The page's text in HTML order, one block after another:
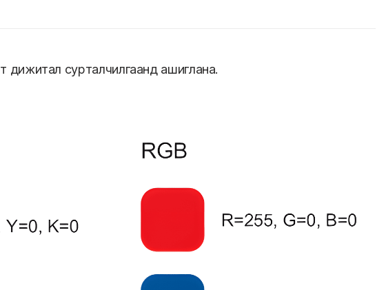
дижитал сурталчилгаанд ашиглана.